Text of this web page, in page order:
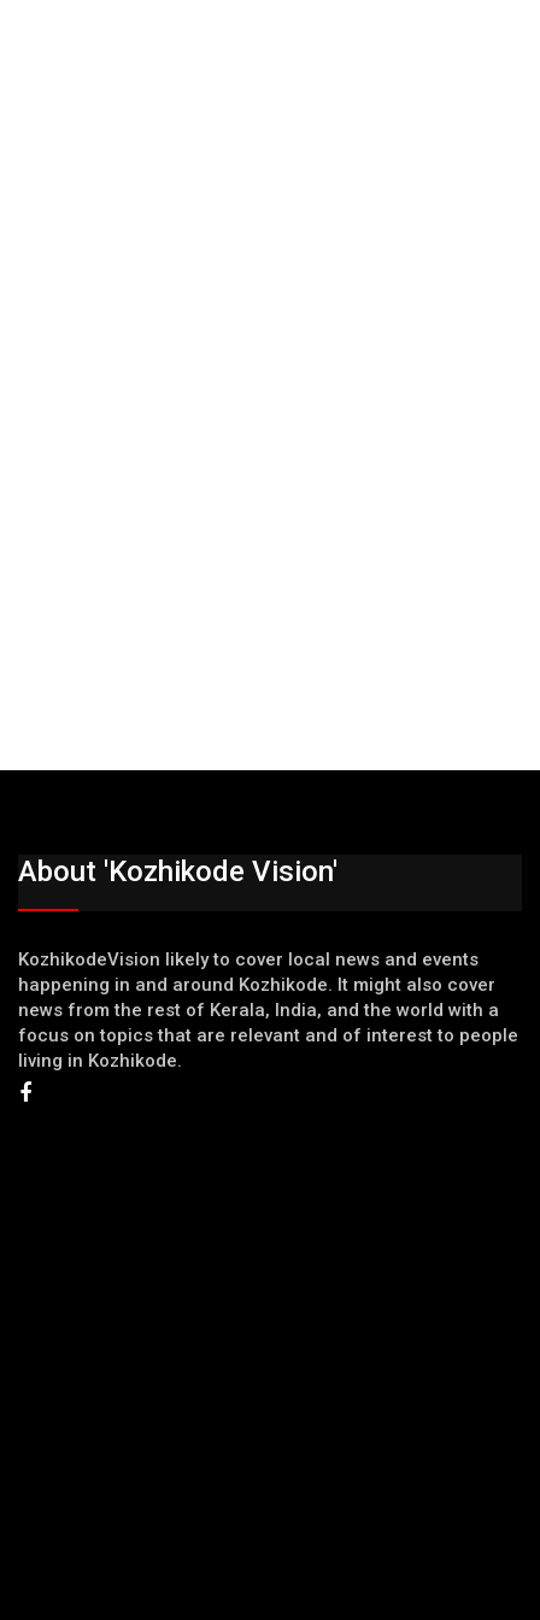
About 'Kozhikode Vision'
KozhikodeVision likely to cover local news and events
happening in and around Kozhikode. It might also cover
news from the rest of Kerala, India, and the world with a
focus on topics that are relevant and of interest to people
living in Kozhikode.